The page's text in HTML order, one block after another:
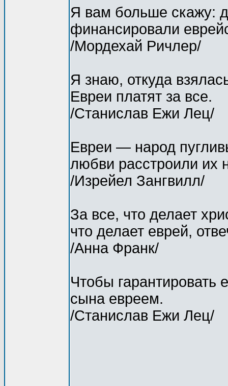
Я вам больше скажу:
финансировали
/Мордехай Ричлер/
Я знаю, откуда
Евреи платят за все.
/Станислав Ежи Лец/
Евреи — народ
любви расстроили их
/Изрейел Зангвилл/
За все, что делает
что делает еврей,
/Анна Франк/
Чтобы гарантировать
сына евреем.
/Станислав Ежи Лец/